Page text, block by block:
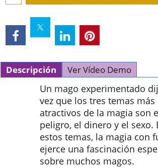
Descripción Ver Vídeo Demo
Un mago experimentado
vez que los tres temas más
atractivos de la magia son
peligro, el dinero y el sexo.
estos temas, la magia con
ejerce una fascinación
sobre muchos magos.